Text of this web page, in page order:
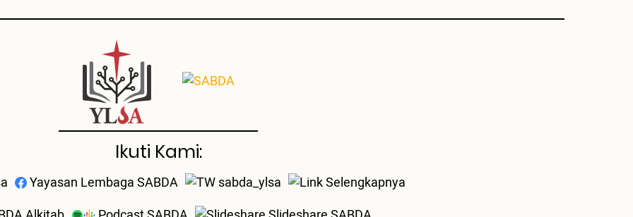
Ikuti Kami:
Yayasan Lembaga SABDA sabda_ylsa
Selengkapnya